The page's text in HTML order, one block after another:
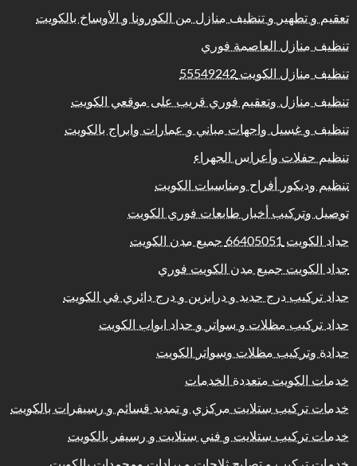
تعقيم و تطهير و تنظيف منازل من الكورونا و الأوساخ بالكويت
تنظيف منازل العاصمة فوري
تنظيف منازل الكويت 55549242
تنظيف منازل وتعقيم فوري قريب على موقعي الكويت
تنظيف و غسيل واجهات مباني و عمارات وابراج بالكويت
تنظيم حفلات وأعراس الجهراء
تنظيم وديكور أفراح ومناسبات الكويت
توصيل وتركيب أخبار طابعات فوري الكويت
حداد الكويت 66405051 جميع مدن الكويت
حداد الكويت جميع مدن الكويت فوري
حداد تركيب درج حديد و درابزين و درج دائري في الكويت
حداد تركيب مظلات و سواتر و حداد ابواب الكويت
حدادة وتركيب مظلات وسواتر الكويت
خدمات الكويت متعددة الخدمات
خدمات تركيب ستلايت مركزي و تمديد قسائم و رسيفرات بالكويت
خدمات تركيب ستلايت و فني ستلايت و رسيفر بالكويت